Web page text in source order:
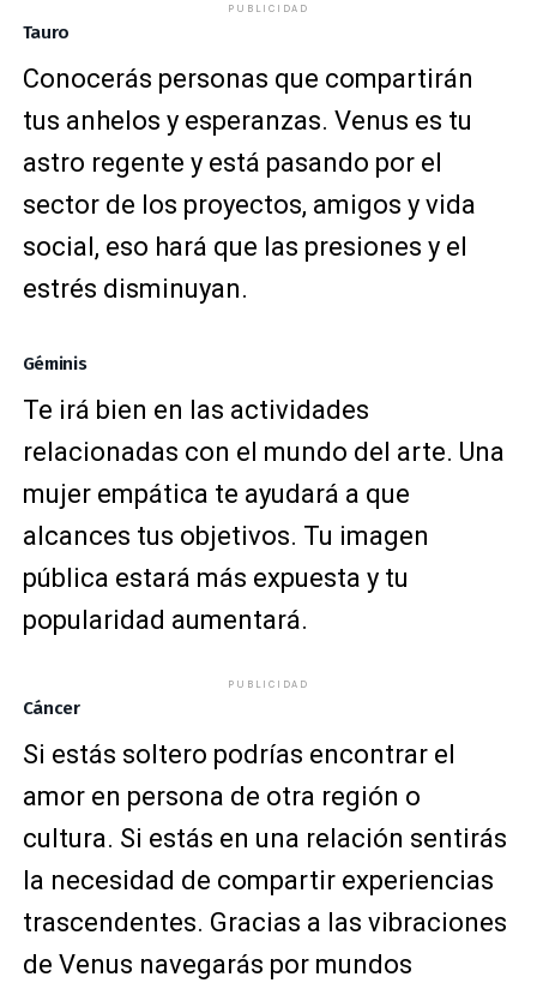
PUBLICIDAD
Tauro
Conocerás personas que compartirán
tus anhelos y esperanzas. Venus es tu
astro regente y está pasando por el
sector de los proyectos, amigos y vida
social, eso hará que las presiones y el
estrés disminuyan.
Géminis
Te irá bien en las actividades
relacionadas con el mundo del arte. Una
mujer empática te ayudará a que
alcances tus objetivos. Tu imagen
pública estará más expuesta y tu
popularidad aumentará.
PUBLICIDAD
Cáncer
Si estás soltero podrías encontrar el
amor en persona de otra región o
cultura. Si estás en una relación sentirás
la necesidad de compartir experiencias
trascendentes. Gracias a las vibraciones
de Venus navegarás por mundos